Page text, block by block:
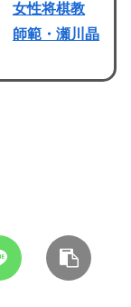
女性将棋教
師範・瀬川晶